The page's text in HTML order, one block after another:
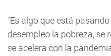
"Es algo que está
desempleo la pobreza, se
se acelera con la